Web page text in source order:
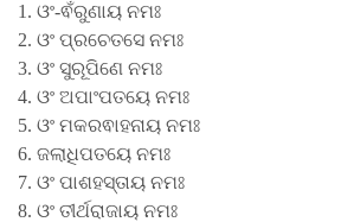
1. ଓଂ-ଵଁରୁଣାୟ ନମଃ
2. ଓଂ ପ୍ରଚେତସେ ନମଃ
3. ଓଂ ସୁରୂପିଣେ ନମଃ
4. ଓଂ ଅପାଂପତୟେ ନମଃ
5. ଓଂ ମକରଵାହନାୟ ନମଃ
6. ଜଲାଧିପତୟେ ନମଃ
7. ଓଂ ପାଶହସ୍ତାୟ ନମଃ
8. ଓଂ ତୀର୍ଥରାଜାୟ ନମଃ